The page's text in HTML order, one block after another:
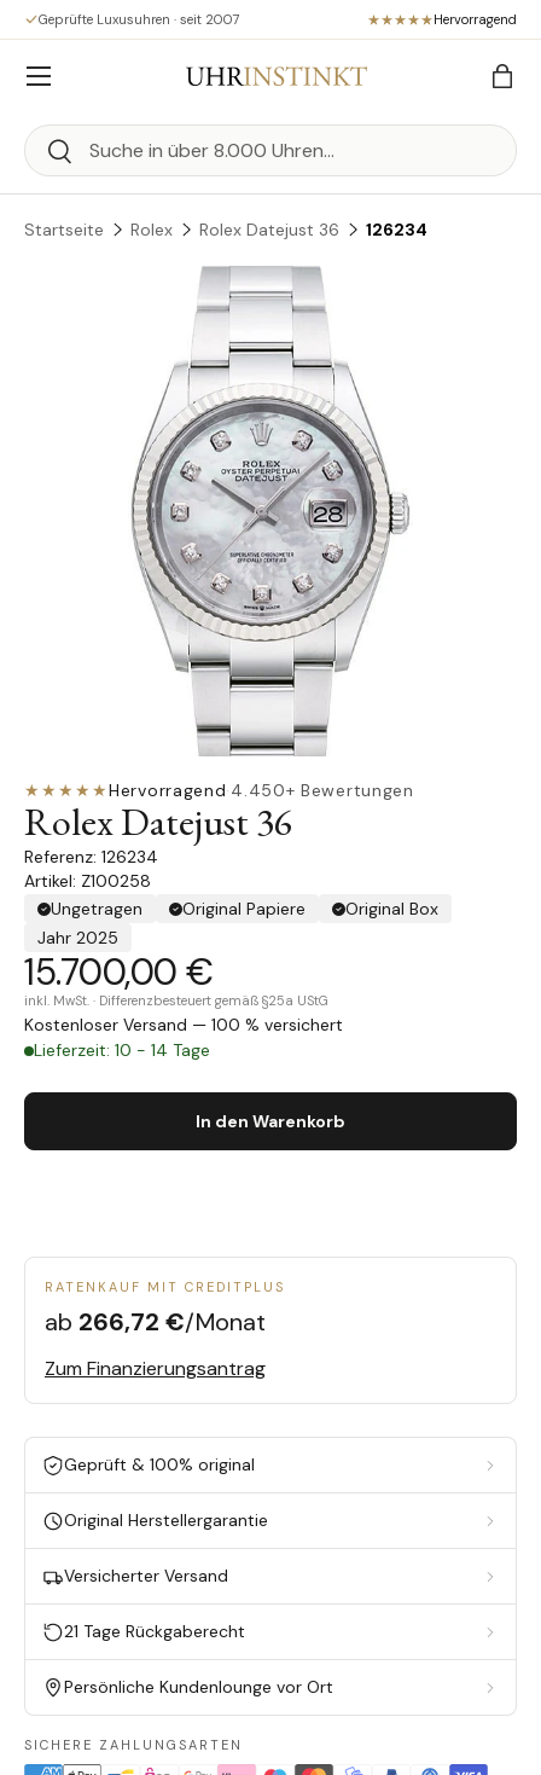
Direkt zum Inhalt
Geprüfte Luxusuhren · seit 2007 Hervorragend
Suchen
Suchen
Menü
Startseite Rolex Rolex Datejust 36 126234
Zu Produktinformationen springen
★★★★★Hervorragend·4.450+ Bewertungen
Rolex Datejust 36
126234
Artikel: Z100258
Ungetragen
Original Papiere
Original Box
Jahr 2025
15.700,00 €
inkl. MwSt. · Differenzbesteuert gemäß §25a UStG
Kostenloser Versand — 100 % versichert
Lieferzeit: 10 - 14 Tage
In den Warenkorb
RATENKAUF MIT CREDITPLUS
ab 266,72 €/Monat
Zum Finanzierungsantrag
Geprüft & 100% original
Original Herstellergarantie
Versicherter Versand
21 Tage Rückgaberecht
Persönliche Kundenlounge vor Ort
SICHERE ZAHLUNGSARTEN